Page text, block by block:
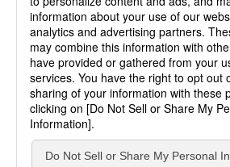
麹町店
〒102-0093 東京都千
13 8F［アクセス］
TEL：03-3239-8673／
3116
大阪店
〒541-0056 大阪府大
4-2-10
大西ビルディング 1階［
TEL：06-4256-2684／